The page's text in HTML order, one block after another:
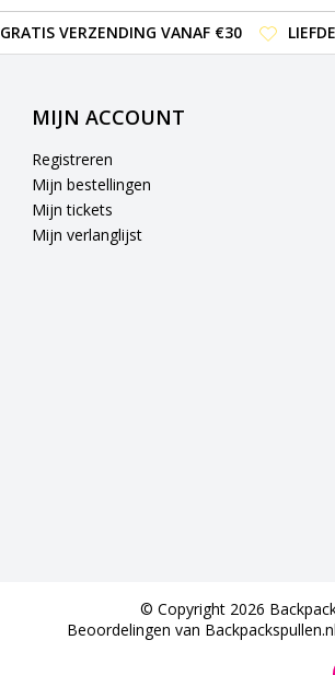
GRATIS VERZENDING VANAF €30
MIJN ACCOUNT
Registreren
Mijn bestellingen
Mijn tickets
Mijn verlanglijst
© Copyright 2026
Beoordelingen van Backpackspullen.nl